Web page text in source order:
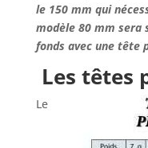
le 150 mm qui
modèle 80 mm sera
fonds avec une tête
Les têtes
Le